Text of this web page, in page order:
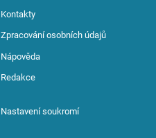
Kontakty
Zpracování osobních údajů
Nápověda
Redakce
Nastavení soukromí